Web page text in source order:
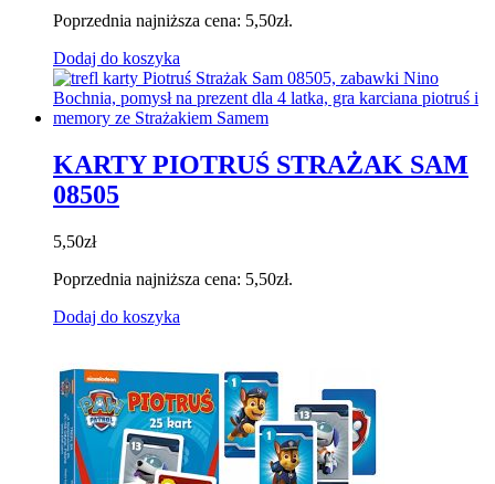
Poprzednia najniższa cena: 5,50zł.
Dodaj do koszyka
KARTY PIOTRUŚ STRAŻAK SAM
08505
5,50zł
Poprzednia najniższa cena: 5,50zł.
Dodaj do koszyka